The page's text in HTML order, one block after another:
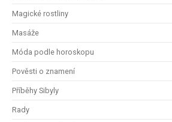
Magické rostliny
Masáže
Móda podle horoskopu
Pověsti o znamení
Příběhy Sibyly
Rady